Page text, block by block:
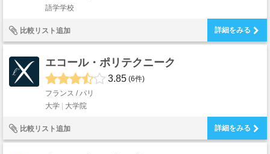
語学学校
比較リスト追加 詳細をみる
エコール・ポリテクニーク
3.85 (6件)
フランス / パリ
大学
大学院
比較リスト追加 詳細をみる